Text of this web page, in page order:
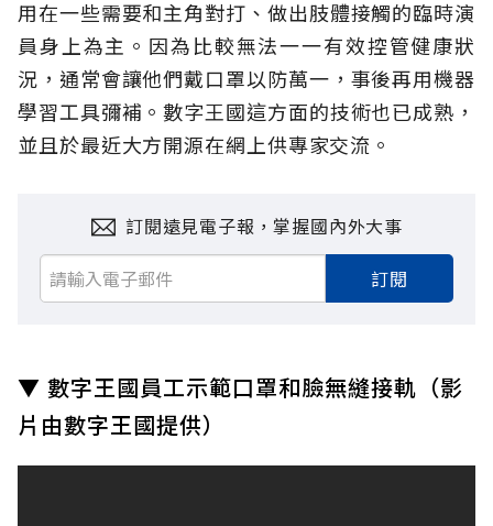
用在一些需要和主角對打、做出肢體接觸的臨時演
員身上為主。因為比較無法一一有效控管健康狀
況，通常會讓他們戴口罩以防萬一，事後再用機器
學習工具彌補。數字王國這方面的技術也已成熟，
並且於最近大方開源在網上供專家交流。
訂閱遠見電子報，掌握國內外大事
訂閱
▼ 數字王國員工示範口罩和臉無縫接軌（影
片由數字王國提供）